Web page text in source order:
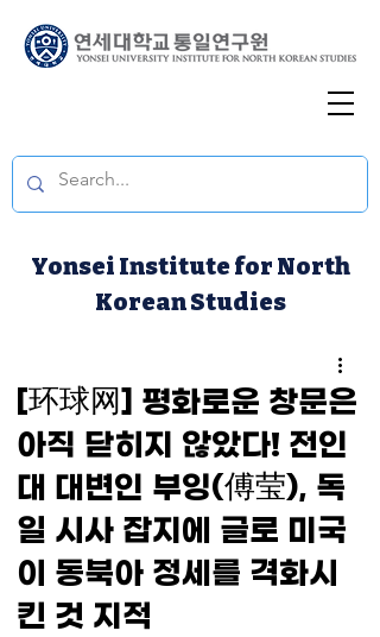
Yonsei Institute for North
Korean Studies
[环球网] 평화로운 창문은
아직 닫히지 않았다! 전인
대 대변인 부잉(傅莹), 독
일 시사 잡지에 글로 미국
이 동북아 정세를 격화시
킨 것 지적